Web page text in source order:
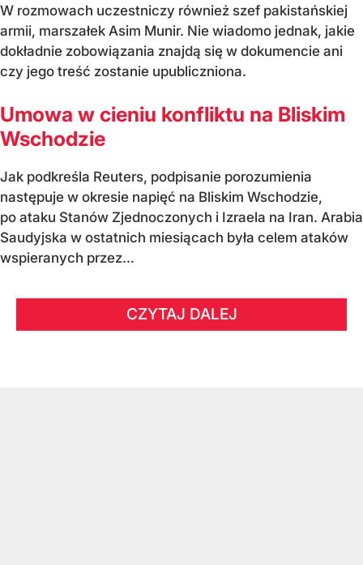
W rozmowach uczestniczy również szef pakistańskiej
armii, marszałek Asim Munir. Nie wiadomo jednak, jakie
dokładnie zobowiązania znajdą się w dokumencie ani
czy jego treść zostanie upubliczniona.
Umowa w cieniu konfliktu na Bliskim
Wschodzie
Jak podkreśla Reuters, podpisanie porozumienia
następuje w okresie napięć na Bliskim Wschodzie,
po ataku Stanów Zjednoczonych i Izraela na Iran. Arabia
Saudyjska w ostatnich miesiącach była celem ataków
wspieranych przez...
CZYTAJ DALEJ